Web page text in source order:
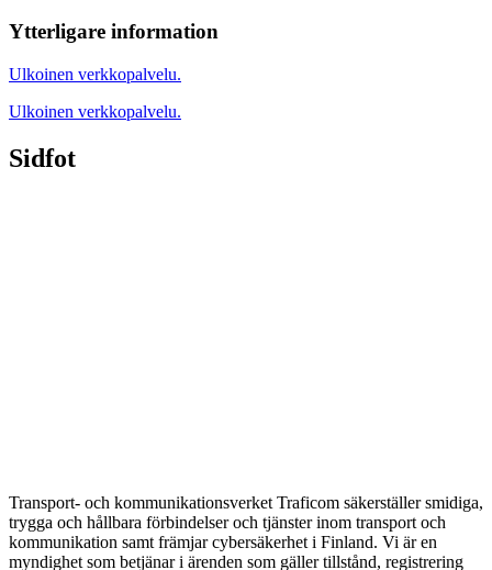
Ytterligare information
Ulkoinen verkkopalvelu.
Ulkoinen verkkopalvelu.
Sidfot
Transport- och kommunikationsverket Traficom säkerställer smidiga,
trygga och hållbara förbindelser och tjänster inom transport och
kommunikation samt främjar cybersäkerhet i Finland. Vi är en
myndighet som betjänar i ärenden som gäller tillstånd, registrering